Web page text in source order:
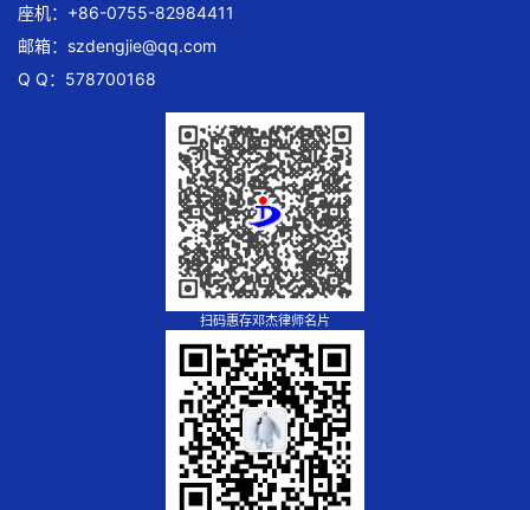
座机：+86-0755-82984411
邮箱： szdengjie@qq.com
Q Q：578700168
扫码惠存邓杰律师名片